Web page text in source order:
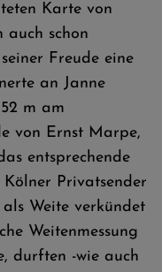
Karte von
auch schon
Freude eine
an Janne
m am
von Ernst Marpe,
entsprechende
Privatsender
als Weite verkündet
Weitenmessung
durften -wie auch